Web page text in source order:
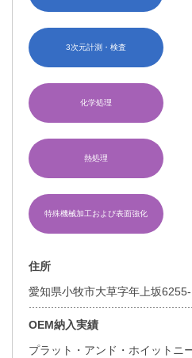
3次元計測・検査
化学処理
熱処理
特殊機械加工および表面強化
住所
愛知県小牧市大草字年上坂6255-
OEM納入実績
プラット・アンド・ホイットニ